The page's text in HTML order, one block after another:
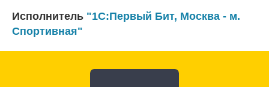
Исполнитель "1С:Первый Бит, Москва - м.
Спортивная"